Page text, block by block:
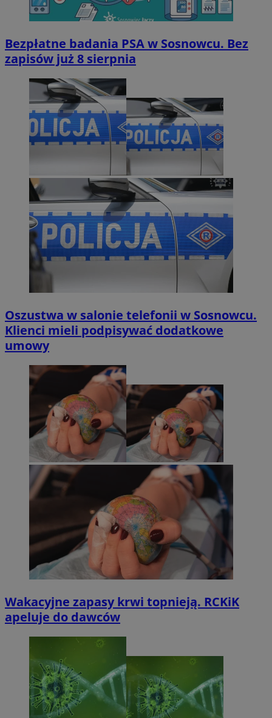
Bezpłatne badania PSA w Sosnowcu. Bez
zapisów już 8 sierpnia
Oszustwa w salonie telefonii w Sosnowcu.
Klienci mieli podpisywać dodatkowe
umowy
Wakacyjne zapasy krwi topnieją. RCKiK
apeluje do dawców